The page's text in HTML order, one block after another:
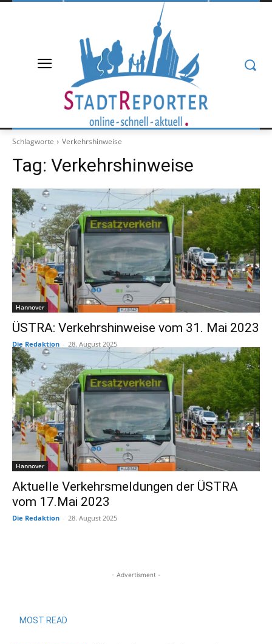
Schlagworte Verkehrshinweise
Tag: Verkehrshinweise
Hannover
ÜSTRA: Verkehrshinweise vom 31. Mai 2023
Die Redaktion - 28. August 2025
Hannover
Aktuelle Verkehrsmeldungen der ÜSTRA
vom 17.Mai 2023
Die Redaktion - 28. August 2025
- Advertisment -
MOST READ